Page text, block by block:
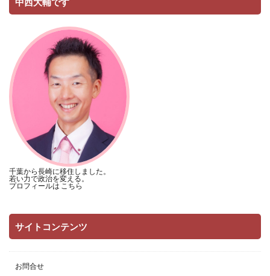
千葉から長崎に移住しました。
若い力で政治を変える。
プロフィールは こちら
サイトコンテンツ
お問合せ